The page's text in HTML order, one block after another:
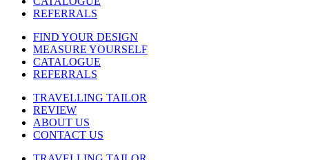
REFERRALS
FIND YOUR DESIGN
MEASURE YOURSELF
CATALOGUE
REFERRALS
TRAVELLING TAILOR
REVIEW
ABOUT US
CONTACT US